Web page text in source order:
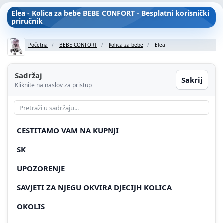
Elea - Kolica za bebe BEBE CONFORT - Besplatni korisnički
priručnik
Početna BEBE CONFORT Kolica za bebe Elea
Sadržaj
Kliknite na naslov za pristup
Sakrij
CESTITAMO VAM NA KUPNJI
SK
UPOZORENJE
SAVJETI ZA NJEGU OKVIRA DJECIJH KOLICA
OKOLIS